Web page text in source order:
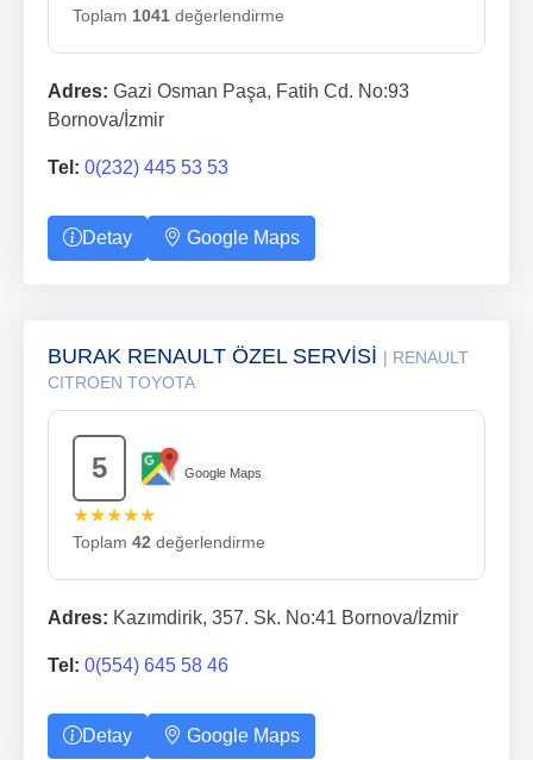
Toplam 1041 değerlendirme
Adres: Gazi Osman Paşa, Fatih Cd. No:93
Bornova/İzmir
Tel: 0(232) 445 53 53
Detay Google Maps
BURAK RENAULT ÖZEL SERVİSİ | RENAULT
CITROEN TOYOTA
5 Google Maps
★★★★★
Toplam 42 değerlendirme
Adres: Kazımdirik, 357. Sk. No:41 Bornova/İzmir
Tel: 0(554) 645 58 46
Detay Google Maps